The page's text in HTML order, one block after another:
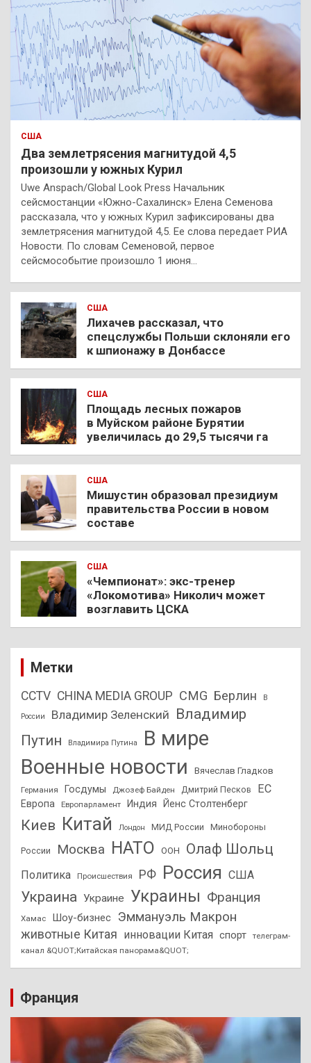
США
Два землетрясения магнитудой 4,5
произошли у южных Курил
Uwe Anspach/Global Look Press Начальник
сейсмостанции «Южно-Сахалинск» Елена Семенова
рассказала, что у южных Курил зафиксированы два
землетрясения магнитудой 4,5. Ее слова передает РИА
Новости. По словам Семеновой, первое
сейсмособытие произошло 1 июня…
США
Лихачев рассказал, что
спецслужбы Польши склоняли его
к шпионажу в Донбассе
США
Площадь лесных пожаров
в Муйском районе Бурятии
увеличилась до 29,5 тысячи га
США
Мишустин образовал президиум
правительства России в новом
составе
США
«Чемпионат»: экс-тренер
«Локомотива» Николич может
возглавить ЦСКА
Метки
CCTV CHINA MEDIA GROUP CMG Берлин В
России Владимир Зеленский Владимир
Путин
Владимира Путина
В мире
Военные новости
Вячеслав Гладков
Германия Госдумы Джозеф Байден Дмитрий Песков ЕС
Европа Европарламент Индия Йенс Столтенберг
Киев Китай Лондон МИД России Минобороны
России Москва НАТО ООН Олаф Шольц
Политика Происшествия РФ Россия США
Украина Украине Украины Франция
Хамас Шоу-бизнес Эммануэль Макрон
животные Китая инновации Китая спорт
телеграм-
канал &QUOT;Китайская панорама&QUOT;
Франция